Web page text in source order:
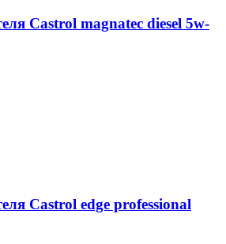
Castrol magnatec diesel 5w-
Castrol edge professional